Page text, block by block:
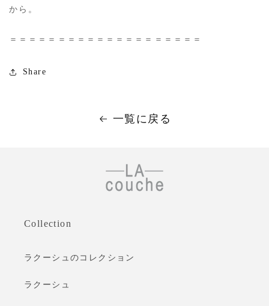
から。
＝＝＝＝＝＝＝＝＝＝＝＝＝＝＝＝＝＝＝＝
Share
一覧に戻る
Collection
ラクーシュのコレクション
ラクーシュ